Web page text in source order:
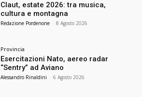
Claut, estate 2026: tra musica,
cultura e montagna
Redazione Pordenone - 8 Agosto 2026
Provincia
Esercitazioni Nato, aereo radar
“Sentry” ad Aviano
Alessandro Rinaldini - 6 Agosto 2026